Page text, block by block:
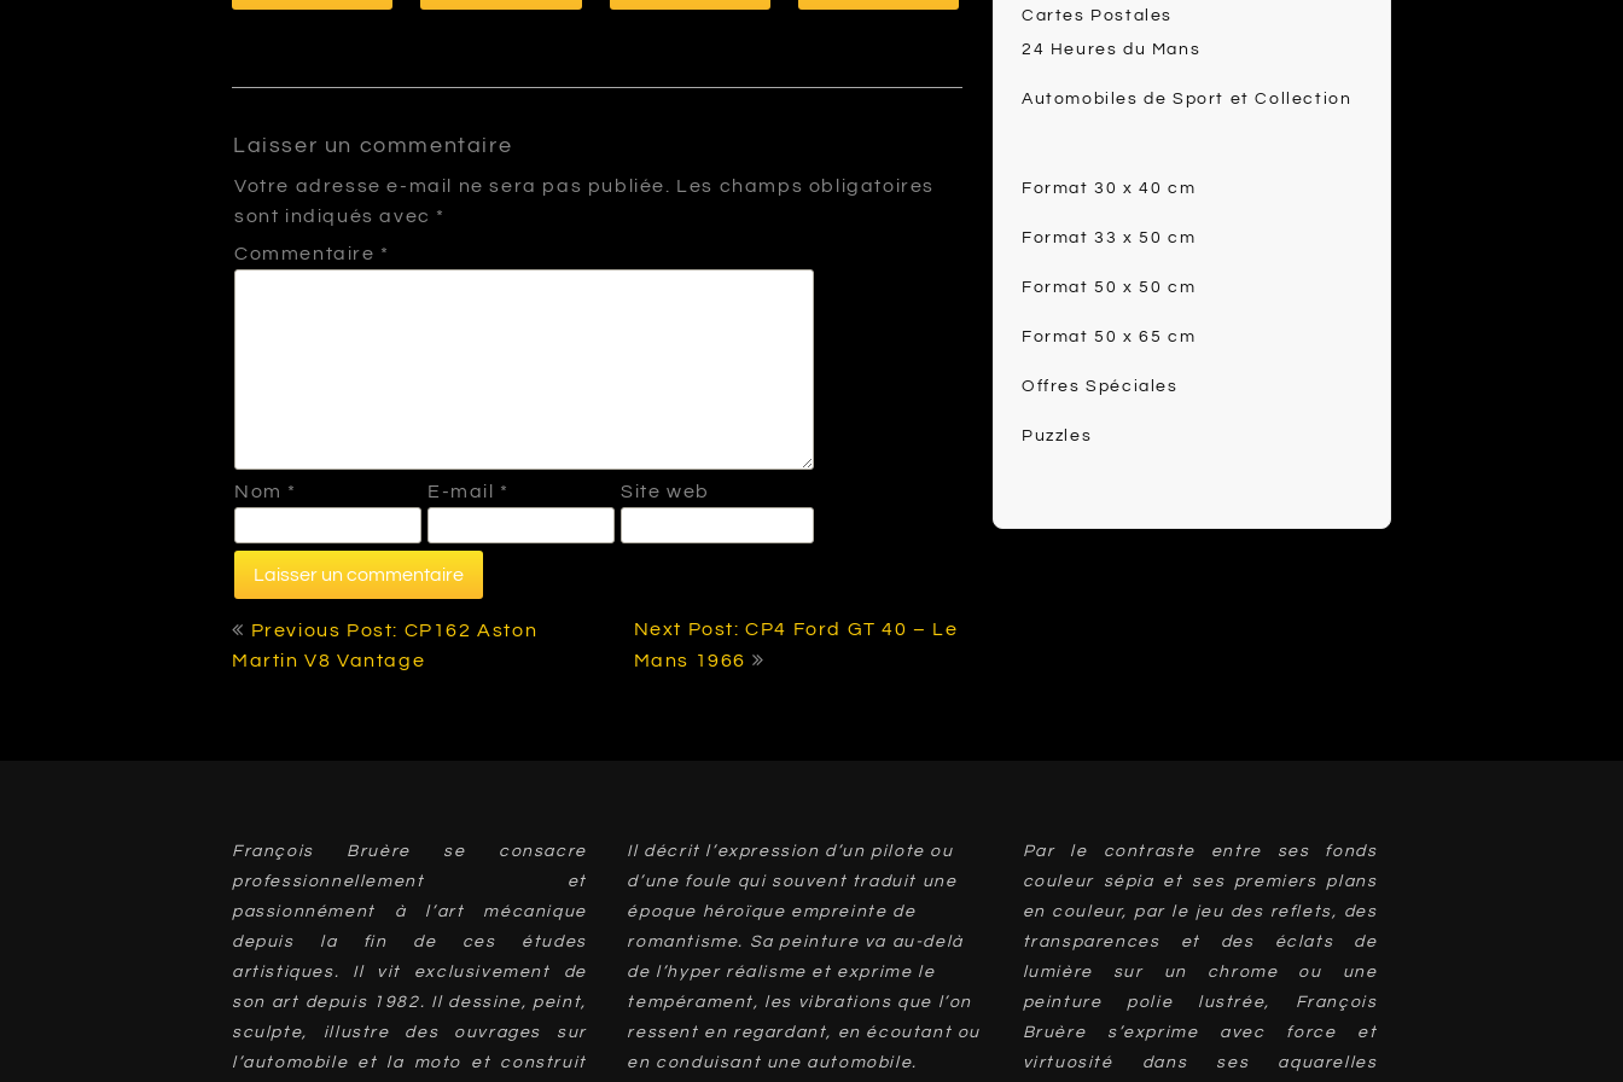
Laisser un commentaire
Votre adresse e-mail ne sera pas publiée.
Les champs obligatoires
sont indiqués avec *
Commentaire *
Nom * E-mail * Site web
Navigation
Previous Post: CP162 Aston
Martin V8 Vantage
Next Post: CP4 Ford GT 40 – Le
Mans 1966
Cartes Postales
24 Heures du Mans
Automobiles de Sport et Collection
Format 30 x 40 cm
Format 33 x 50 cm
Format 50 x 50 cm
Format 50 x 65 cm
Offres Spéciales
Puzzles
François Bruère se consacre
professionnellement et
passionnément à l’art mécanique
depuis la fin de ces études
artistiques. Il vit exclusivement de
son art depuis 1982. Il dessine, peint,
sculpte, illustre des ouvrages sur
l’automobile et la moto et construit
Il décrit l’expression d’un pilote ou
d’une foule qui souvent traduit une
époque héroïque empreinte de
romantisme. Sa peinture va au-delà
de l’hyper réalisme et exprime le
tempérament, les vibrations que l’on
ressent en regardant, en écoutant ou
en conduisant une automobile.
Par le contraste entre ses fonds
couleur sépia et ses premiers plans
en couleur, par le jeu des reflets, des
transparences et des éclats de
lumière sur un chrome ou une
peinture polie lustrée, François
Bruère s’exprime avec force et
virtuosité dans ses aquarelles